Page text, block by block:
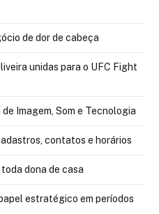
de dor de cabeça
unidas para o UFC Fight
Imagem, Som e Tecnologia
contatos e horários
dona de casa
estratégico em períodos